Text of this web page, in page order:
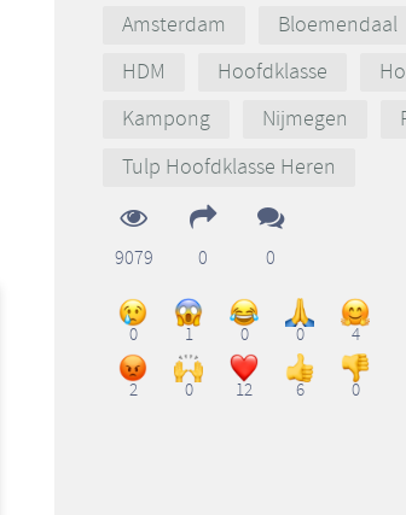
Amsterdam Bloemendaal
HDM
Hoofdklasse
Kampong
Nijmegen
Tulp Hoofdklasse Heren
9079 0 0
0 1 0 0 4
2 0 12 6 0